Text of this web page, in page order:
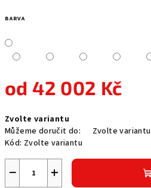
BARVA
od42 002 Kč
cena:
Zvolte variantu
Můžeme doručit do:
Zvolte variantu
Kód: Zvolte variantu
+
−